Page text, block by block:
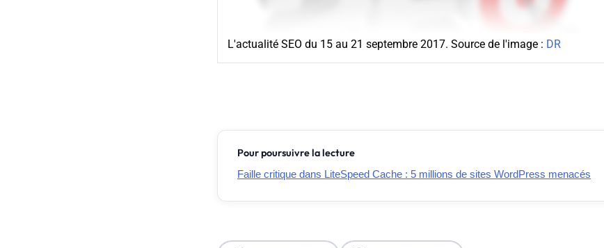
L'actualité SEO du 15 au 21 septembre 2017. Source de l'image : DR
Pour poursuivre la lecture
Faille critique dans LiteSpeed Cache : 5 millions de sites WordPress menacés